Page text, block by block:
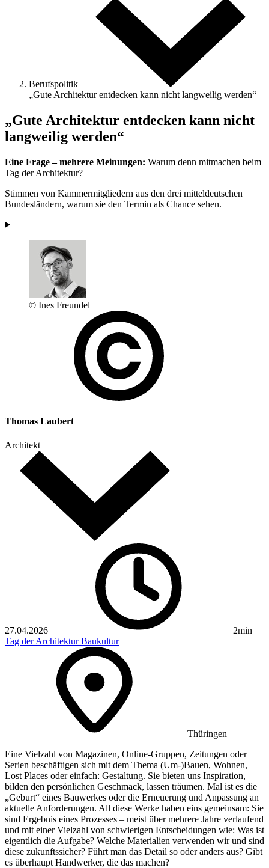
Berufspolitik
„Gute Architektur entdecken kann nicht langweilig werden“
„Gute Architektur entdecken kann nicht
langweilig werden“
Eine Frage – mehrere Meinungen: Warum denn mit­machen beim
Tag der Architektur?
Stimmen von Kammermitgliedern aus den drei mitteldeutschen
Bundesländern, warum sie den Termin als Chance sehen.
© Ines Freundel
Thomas Laubert
Architekt
27.04.2026
2min
Tag der ArchitekturBaukultur
Thüringen
Eine Vielzahl von Magazinen, Online-Gruppen, Zeitungen oder
Serien beschäftigen sich mit dem Thema (Um-)Bauen, Wohnen,
Lost Places oder einfach: Gestaltung. Sie bieten uns Inspiration,
bilden den persönlichen Geschmack, lassen träumen. Mal ist es die
„Geburt“ eines Bauwerkes oder die Erneuerung und Anpassung an
aktuelle Anforderungen. All diese Werke haben eins gemeinsam: Sie
sind Ergebnis eines Prozesses – meist über mehrere Jahre verlaufend
und mit einer Vielzahl von schwierigen Entscheidungen wie: Was ist
eigentlich die Aufgabe? Welche Materialien verwenden wir und sind
diese zukunftssicher? Führt man das Detail so oder anders aus? Gibt
es überhaupt Handwerker, die das machen?